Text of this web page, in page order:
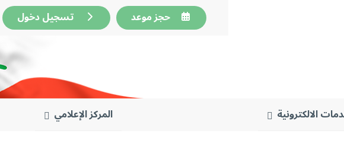
حجز موعد تسجيل دخول
الالكترونية المركز الإعلامي